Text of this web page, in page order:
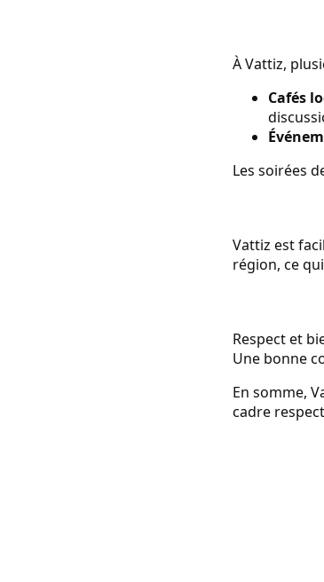
À Vattiz,
Cafés
Les soirées
Vattiz est
région, ce
Respect et
Une bonne
En somme,
cadre